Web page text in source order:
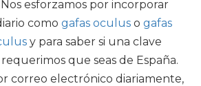
esforzamos por incorporar
como gafas oculus o gafas
y para saber si una clave
que seas de España.
correo electrónico diariamente,